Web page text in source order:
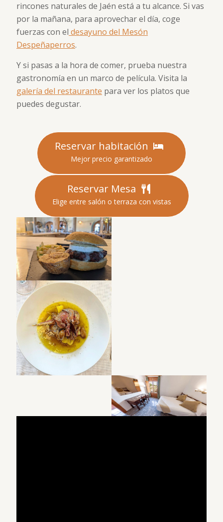
rincones naturales de Jaén está a tu alcance. Si vas
por la mañana, para aprovechar el día, coge
fuerzas con el desayuno del Mesón
Despeñaperros.
Y si pasas a la hora de comer, prueba nuestra
gastronomía en un marco de película. Visita la
galería del restaurante para ver los platos que
puedes degustar.
Reservar habitación
Mejor precio garantizado
Reservar Mesa
Elige entre salón o terraza con vistas